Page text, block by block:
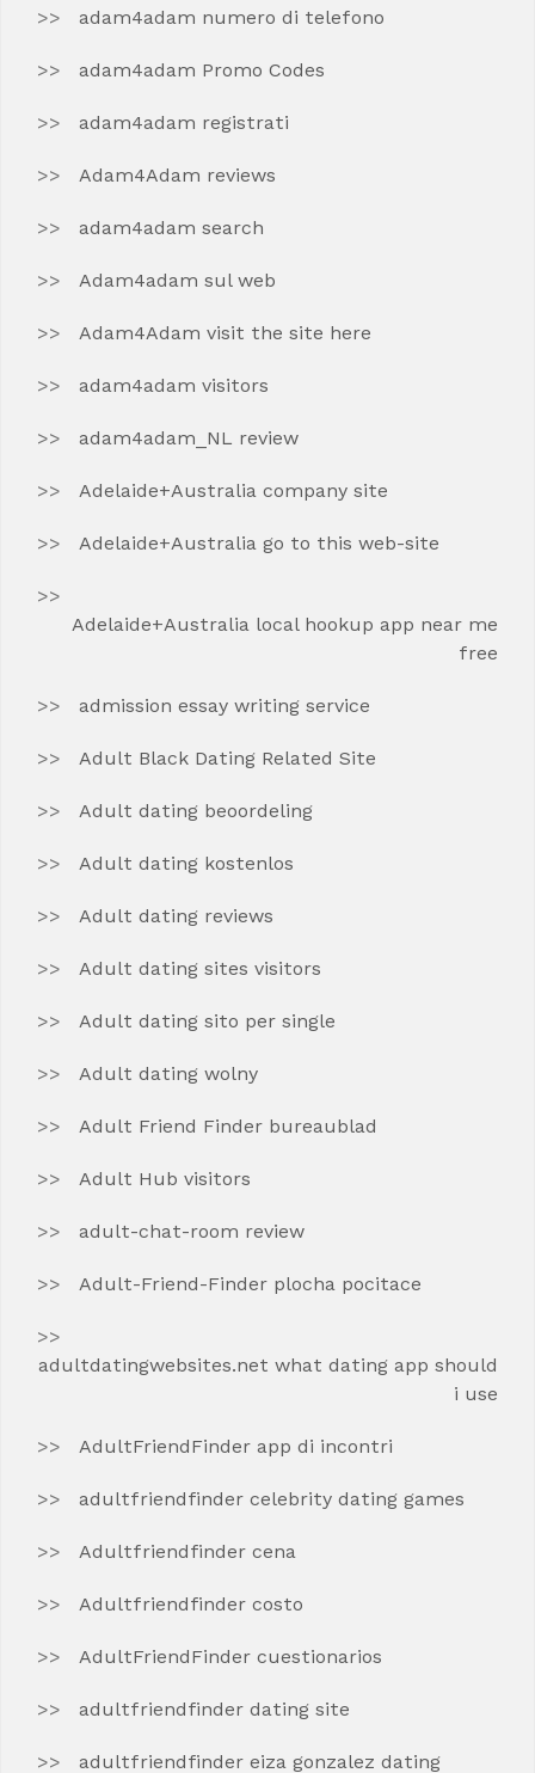
adam4adam numero di telefono
adam4adam Promo Codes
adam4adam registrati
Adam4Adam reviews
adam4adam search
Adam4adam sul web
Adam4Adam visit the site here
adam4adam visitors
adam4adam_NL review
Adelaide+Australia company site
Adelaide+Australia go to this web-site
Adelaide+Australia local hookup app near me
free
admission essay writing service
Adult Black Dating Related Site
Adult dating beoordeling
Adult dating kostenlos
Adult dating reviews
Adult dating sites visitors
Adult dating sito per single
Adult dating wolny
Adult Friend Finder bureaublad
Adult Hub visitors
adult-chat-room review
Adult-Friend-Finder plocha pocitace
adultdatingwebsites.net what dating app should
i use
AdultFriendFinder app di incontri
adultfriendfinder celebrity dating games
Adultfriendfinder cena
Adultfriendfinder costo
AdultFriendFinder cuestionarios
adultfriendfinder dating site
adultfriendfinder eiza gonzalez dating